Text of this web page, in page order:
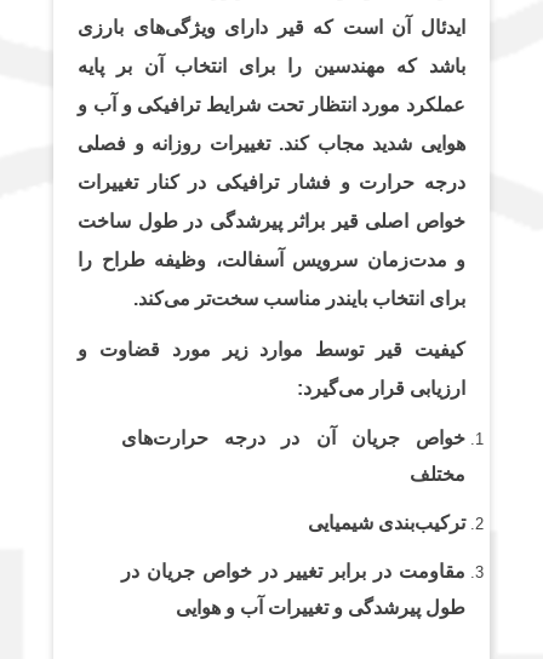
ایدئال آن است که قیر دارای ویژگی‌های بارزی
باشد که مهندسین را برای انتخاب آن بر پایه
عملکرد مورد انتظار تحت شرایط ترافیکی و آب و
هوایی شدید مجاب کند. تغییرات روزانه و فصلی
درجه حرارت و فشار ترافیکی در کنار تغییرات
خواص اصلی قیر براثر پیرشدگی در طول ساخت
و مدت‌زمان سرویس آسفالت، وظیفه طراح را
برای انتخاب بایندر مناسب سخت‌تر می‌کند.
کیفیت قیر توسط موارد زیر مورد قضاوت و
ارزیابی قرار می‌گیرد:
خواص جریان آن در درجه حرارت‌های
ترکیب‌بندی شیمیایی
مقاومت در برابر تغییر در خواص جریان در
طول پیرشدگی و تغییرات آب و هوایی